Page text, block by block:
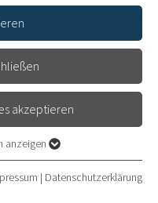
für
akzeptieren
Funktionen der
dass die Webseite
anzeigen
| Datenschutzerklärung